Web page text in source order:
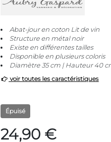
Abat-jour en coton Lit de vin
Structure en métal noir
Existe en différentes tailles
Disponible en plusieurs coloris
Diamètre 35 cm | Hauteur 40
voir toutes les caractéristiques
Épuisé
24,90 €